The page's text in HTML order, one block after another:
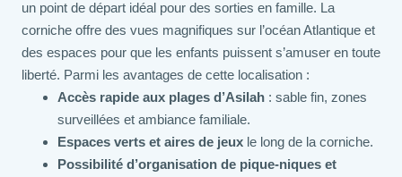
un point de départ idéal pour des sorties en famille. La
corniche offre des vues magnifiques sur l’océan Atlantique et
des espaces pour que les enfants puissent s’amuser en toute
liberté. Parmi les avantages de cette localisation :
Accès rapide aux plages d’Asilah : sable fin, zones
surveillées et ambiance familiale.
Espaces verts et aires de jeux le long de la corniche.
Possibilité d’organisation de pique-niques et